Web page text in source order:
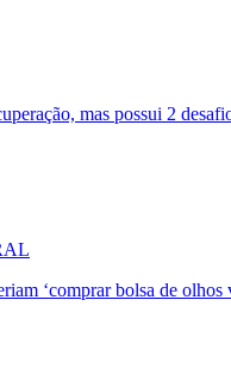
mas possui 2
‘comprar bolsa de olhos